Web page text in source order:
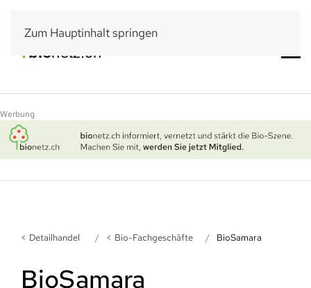
Zum Hauptinhalt springen
Werbung
Detailhandel Bio-Fachgeschäfte BioSamara
BioSamara